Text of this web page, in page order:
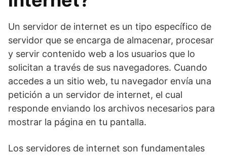
Un servidor de internet es un tipo específico de
servidor que se encarga de almacenar, procesar
y servir contenido web a los usuarios que lo
solicitan a través de sus navegadores. Cuando
accedes a un sitio web, tu navegador envía una
petición a un servidor de internet, el cual
responde enviando los archivos necesarios para
mostrar la página en tu pantalla.
Los servidores de internet son fundamentales